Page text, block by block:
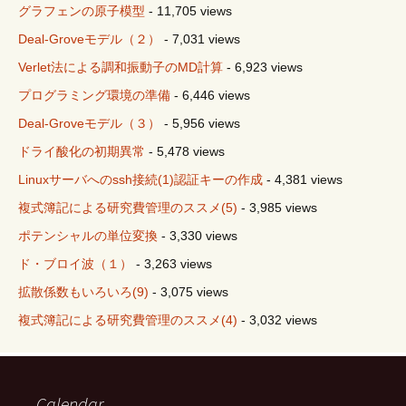
グラフェンの原子模型 - 11,705 views
Deal-Groveモデル（２）
- 7,031 views
Verlet法による調和振動子のMD計算 - 6,923 views
プログラミング環境の準備 - 6,446 views
Deal-Groveモデル（３）
- 5,956 views
ドライ酸化の初期異常 - 5,478 views
Linuxサーバへのssh接続(1)認証キーの作成 - 4,381 views
複式簿記による研究費管理のススメ(5) - 3,985 views
ポテンシャルの単位変換 - 3,330 views
ド・ブロイ波（１）
- 3,263 views
拡散係数もいろいろ(9) - 3,075 views
複式簿記による研究費管理のススメ(4) - 3,032 views